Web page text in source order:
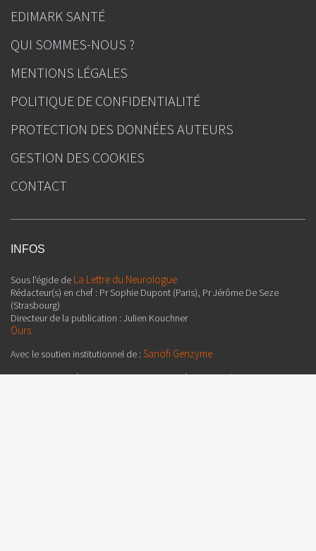
INFOS
Sous l'égide de La Lettre du Neurologue
Rédacteur(s) en chef : Pr Sophie Dupont (Paris), Pr Jérôme De Seze
(Strasbourg)
Directeur de la publication : Julien Kouchner
Ours
Avec le soutien institutionnel de : Sanofi Genzyme
Attention, cette émission peut contenir un témoignage/partage
EDIMARK SANTÉ
QUI SOMMES-NOUS ?
MENTIONS LÉGALES
POLITIQUE DE CONFIDENTIALITÉ
PROTECTION DES DONNÉES AUTEURS
GESTION DES COOKIES
CONTACT